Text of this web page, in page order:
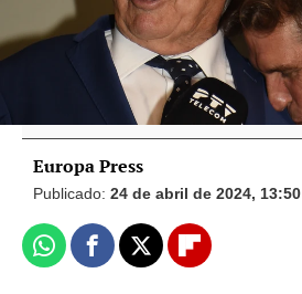
Europa Press
Publicado: 24 de abril de 2024, 13:50
WhatsappFacebook
X Flipboard